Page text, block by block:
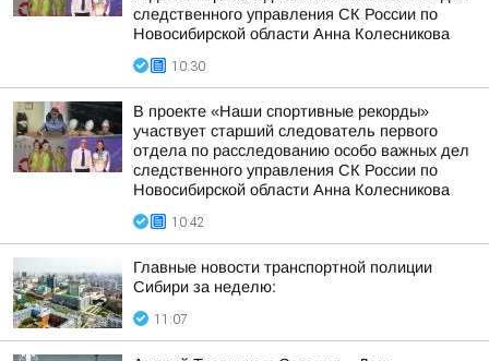
следственного управления СК России по
Новосибирской области Анна Колесникова
10:30
В проекте «Наши спортивные рекорды»
участвует старший следователь первого
отдела по расследованию особо важных дел
следственного управления СК России по
Новосибирской области Анна Колесникова
10:42
Главные новости транспортной полиции
Сибири за неделю:
11:07